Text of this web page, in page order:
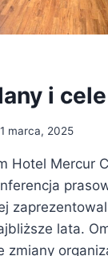
i
marca, 2025
Hotel Mercur
lata.
zmiany